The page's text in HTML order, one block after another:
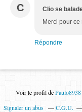
C Clio se
Merci pour
Répondre
Voir le profil dePaulo8938
Signaler un abus
C.G.U.